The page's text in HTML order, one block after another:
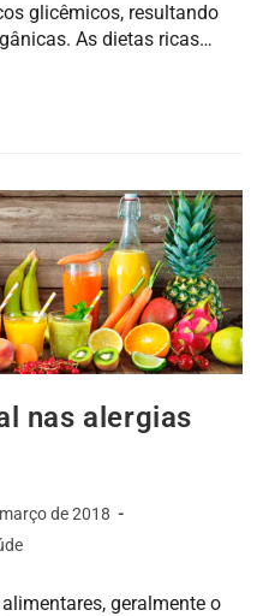
glicêmicos, resultando
As dietas ricas…
nas alergias
de 2018
geralmente o